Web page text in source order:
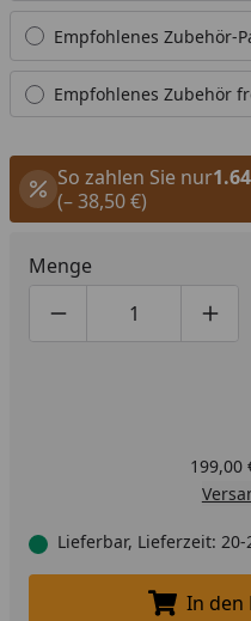
Empfohlenes Zubehör-
Empfohlenes Zubehör
So zahlen Sie nur
(– 38,50 €)
Menge
Produktmenge um
199,00
Lieferbar, Lieferzeit:
In den